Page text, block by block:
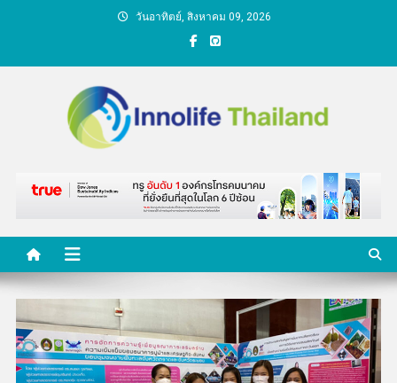
วันอาทิตย์, สิงหาคม 09, 2026
คนกับความคิด ชีวิตกับ
นวัตกรรม